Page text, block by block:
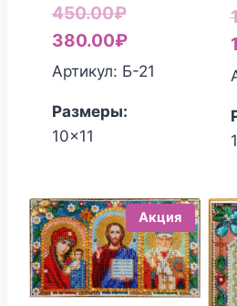
450.00₽
цена
составляла
380.00₽Текущая
цена:
Артикул: Б-21
Размеры:
10x11
Акция